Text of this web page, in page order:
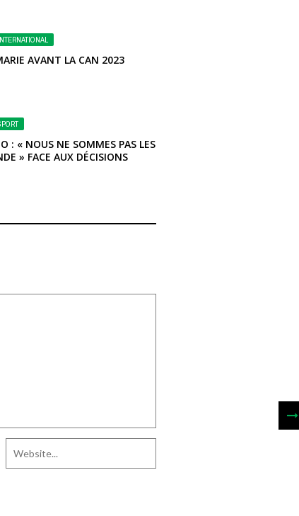
AVANT LA CAN 2023
: « NOUS NE SOMMES PAS LES
» FACE AUX DÉCISIONS